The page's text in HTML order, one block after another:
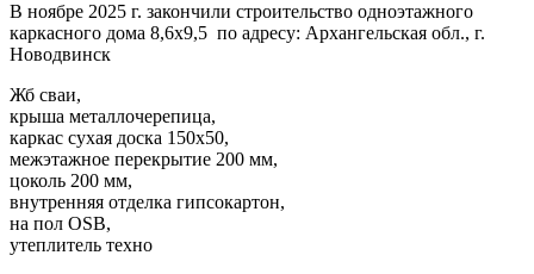
В ноябре 2025 г. закончили строительство одноэтажного
каркасного дома 8,6х9,5 по адресу: Архангельская обл., г.
Новодвинск
Жб сваи,
крыша металлочерепица,
каркас сухая доска 150х50,
межэтажное перекрытие 200 мм,
цоколь 200 мм,
внутренняя отделка гипсокартон,
на пол OSB,
утеплитель техно